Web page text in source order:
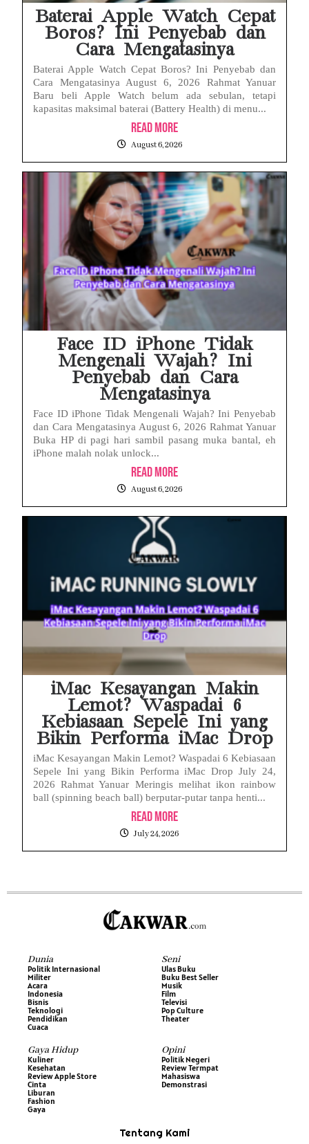
Baterai Apple Watch Cepat
Boros? Ini Penyebab dan
Cara Mengatasinya
Baterai Apple Watch Cepat Boros? Ini Penyebab dan
Cara Mengatasinya August 6, 2026 Rahmat Yanuar
Baru beli Apple Watch belum ada sebulan, tetapi
kapasitas maksimal baterai (Battery Health) di menu...
Read More
August 6, 2026
Face ID iPhone Tidak
Mengenali Wajah? Ini
Penyebab dan Cara
Mengatasinya
Face ID iPhone Tidak Mengenali Wajah? Ini Penyebab
dan Cara Mengatasinya August 6, 2026 Rahmat Yanuar
Buka HP di pagi hari sambil pasang muka bantal, eh
iPhone malah nolak unlock...
Read More
August 6, 2026
iMac Kesayangan Makin
Lemot? Waspadai 6
Kebiasaan Sepele Ini yang
Bikin Performa iMac Drop
iMac Kesayangan Makin Lemot? Waspadai 6 Kebiasaan
Sepele Ini yang Bikin Performa iMac Drop July 24,
2026 Rahmat Yanuar Meringis melihat ikon rainbow
ball (spinning beach ball) berputar-putar tanpa henti...
Read More
July 24, 2026
Dunia
Politik Internasional
Militer
Acara
Indonesia
Bisnis
Teknologi
Pendidikan
Cuaca
Seni
Ulas Buku
Buku Best Seller
Musik
Film
Televisi
Pop Culture
Theater
Gaya Hidup
Kuliner
Kesehatan
Review Apple Store
Cinta
Liburan
Fashion
Gaya
Opini
Politik Negeri
Review Termpat
Mahasiswa
Demonstrasi
Tentang Kami